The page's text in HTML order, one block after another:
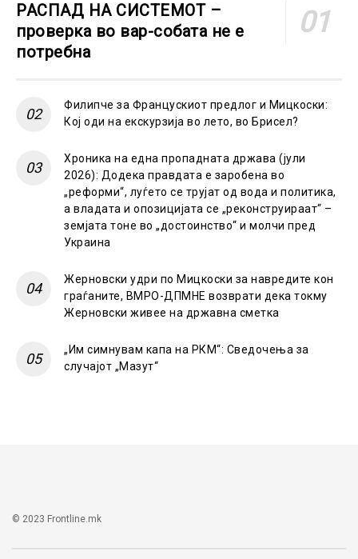
РАСПАД НА СИСТЕМОТ –
проверка во вар-собата не е
потребна
Филипче за Францускиот предлог и Мицкоски:
Кој оди на екскурзија во лето, во Брисел?
Хроника на една пропадната држава (јули
2026): Додека правдата е заробена во
„реформи“, луѓето се трујат од вода и политика,
а владата и опозицијата се „реконструираат“ –
земјата тоне во „достоинство“ и молчи пред
Украина
Жерновски удри по Мицкоски за навредите кон
граѓаните, ВМРО-ДПМНЕ возврати дека токму
Жерновски живее на државна сметка
„Им симнувам капа на РКМ“: Сведочења за
случајот „Мазут“
© 2023 Frontline.mk